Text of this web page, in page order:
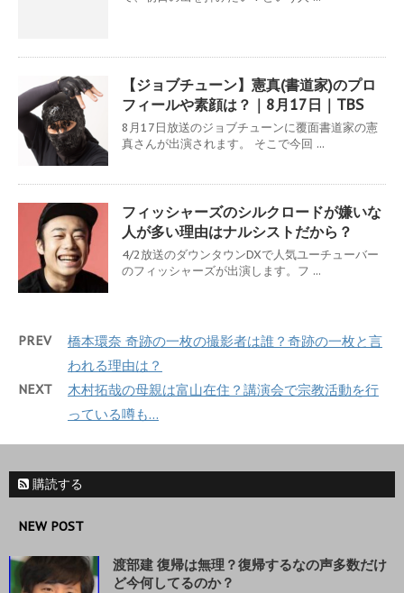
【ジョブチューン】憲真(書道家)のプロ
フィールや素顔は？｜8月17日｜TBS
8月17日放送のジョブチューンに覆面書道家の憲
真さんが出演されます。 そこで今回 ...
フィッシャーズのシルクロードが嫌いな
人が多い理由はナルシストだから？
4/2放送のダウンタウンDXで人気ユーチューバー
のフィッシャーズが出演します。フ ...
PREV
橋本環奈 奇跡の一枚の撮影者は誰？奇跡の一枚と言
われる理由は？
NEXT
木村拓哉の母親は富山在住？講演会で宗教活動を行
っている噂も…
購読する
NEW POST
渡部建 復帰は無理？復帰するなの声多数だけ
ど今何してるのか？